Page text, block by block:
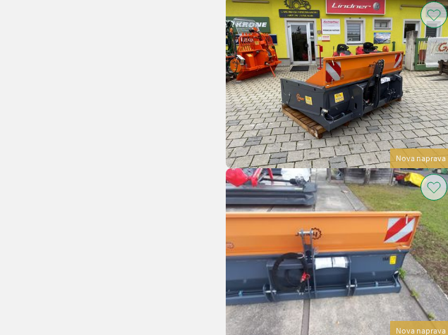
Nova naprava
Nova naprava